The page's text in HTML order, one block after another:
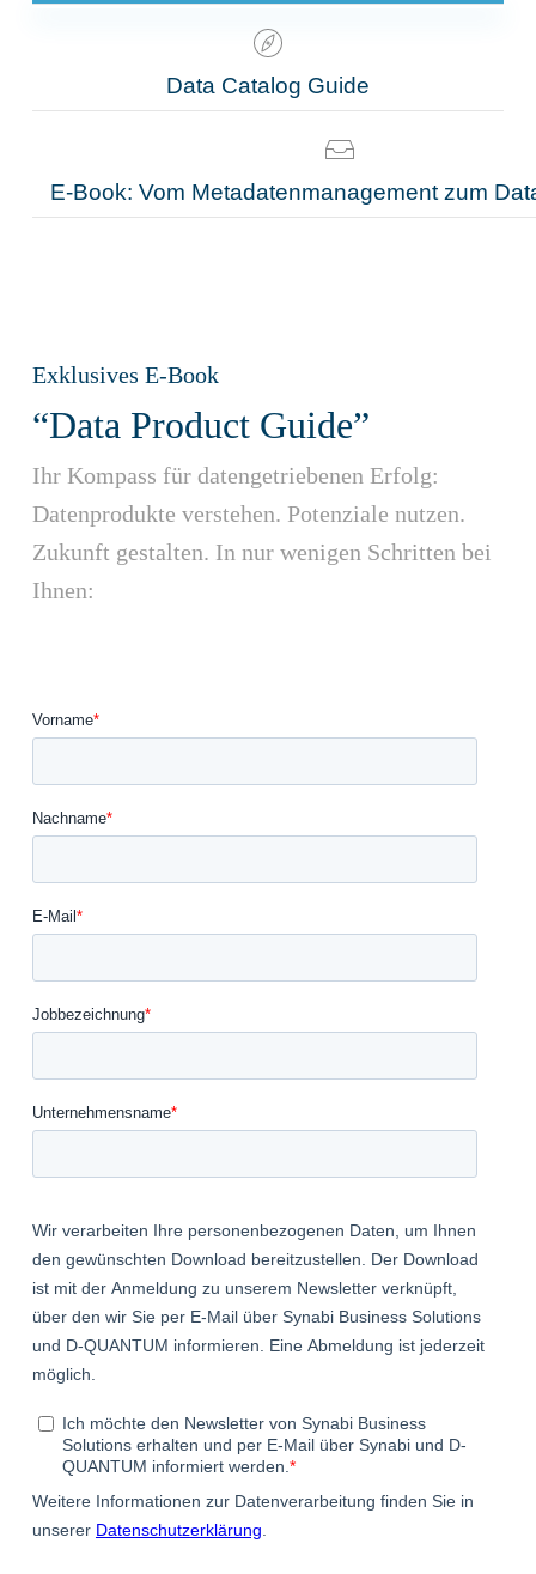
Data Catalog Guide
E-Book: Vom Metadatenmanagement zum
Exklusives E-Book
“Data Product Guide”
Ihr Kompass für datengetriebenen Erfolg:
Datenprodukte verstehen. Potenziale nutzen.
Zukunft gestalten. In nur wenigen Schritten bei
Ihnen: